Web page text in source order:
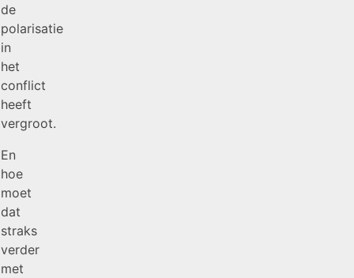
de
polarisatie
in
het
conflict
heeft
vergroot.
En
hoe
moet
dat
straks
verder
met